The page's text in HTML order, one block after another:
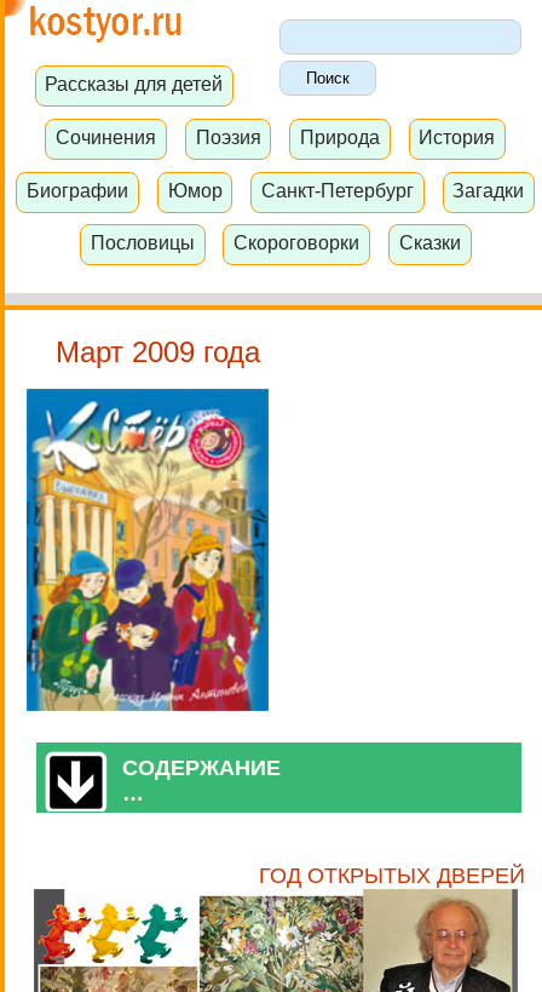
Рассказы для детей
Сочинения Поэзия Природа История
Биографии Юмор Санкт-Петербург Загадки
Пословицы Скороговорки Сказки
Март 2009 года
СОДЕРЖАНИЕ
…
ГОД ОТКРЫТЫХ ДВЕРЕЙ